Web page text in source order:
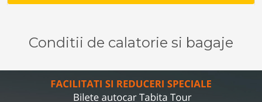
Conditii de calatorie si bagaje